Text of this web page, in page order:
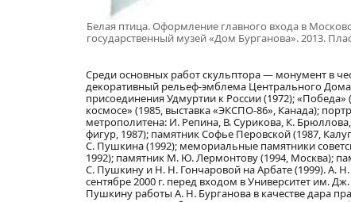
Белая птица. Оформление главного входа в
государственный музей «Дом Бурганова». 2013.
Среди основных работ скульптора — монумент в
декоративный рельеф-эмблема Центрального
присоединения Удмуртии к России (1972);
космосе» (1985, выставка «ЭКСПО-86», Канада);
метрополитена: И. Репина, В. Сурикова, К.
фигур, 1987); памятник Софье Перовской (1987,
С. Пушкина (1992); мемориальные памятники
1992); памятник М. Ю. Лермонтову (1994, Москва);
С. Пушкину и Н. Н. Гончаровой на Арбате (1999). А.
сентябре 2000 г. перед входом в Университет им.
Пушкину работы А. Н. Бурганова в качестве дара